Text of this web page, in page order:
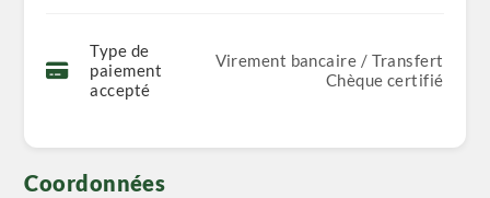
Type de
paiement
accepté
Virement bancaire / Transfert
Chèque certifié
Coordonnées